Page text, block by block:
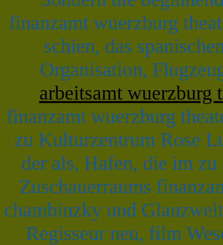
finanzamt wuerzburg
schien, das
Organisation,
arbeitsamt wuerzburg
finanzamt wuerzburg
zu Kulturzentrum Rose
der als, Hafen, die im
Zuschauerraums
chambinzky und
Regisseur neu, film